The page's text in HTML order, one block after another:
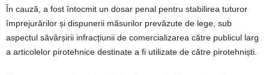
În cauză, a fost întocmit un dosar penal pentru stabilirea tuturor
împrejurărilor și dispunerii măsurilor prevăzute de lege, sub
aspectul săvârșirii infracțiunii de comercializarea către publicul larg
a articolelor pirotehnice destinate a fi utilizate de către pirotehniști.